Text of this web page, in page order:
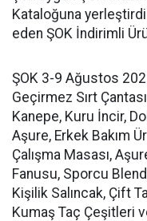
Kataloğuna
eden ŞOK İndirimli
ŞOK 3-9 Ağustos
Geçirmez Sırt
Kanepe, Kuru İncir,
Aşure, Erkek Bakım
Çalışma Masası,
Fanusu, Sporcu
Kişilik Salıncak, Çift
Kumaş Taç Çeşitleri